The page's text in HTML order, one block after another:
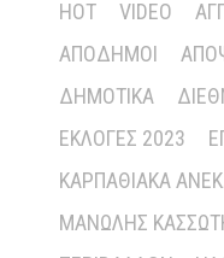
HOT VIDEO
ΑΠΌΔΗΜΟΙ
ΔΗΜΟΤΙΚΆ
ΕΚΛΟΓΈΣ 2023
ΚΑΡΠΑΘΙΑΚΆ
ΜΑΝΏΛΗΣ